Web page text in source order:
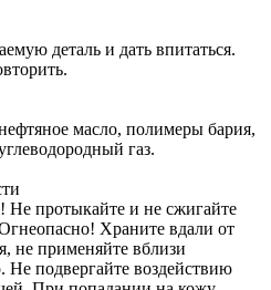
деталь и дать впитаться.
масло, полимеры бария,
газ.
Не протыкайте и не сжигайте
Храните вдали от
не применяйте вблизи
Не подвергайте воздействию